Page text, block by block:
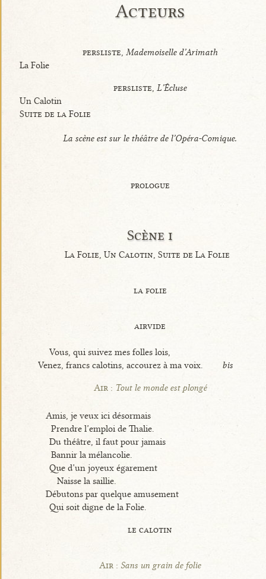
Acteurs
persliste,Mademoiselle d’Arimath
La Folie
persliste,L’Écluse
Un Calotin
Suite de la Folie
La scène est sur le théâtre de l’Opéra-Comique.
prologue
Scène i
La Folie, Un Calotin, Suite de La Folie
la folie
airvide
Vous, qui suivez mes folles lois,
Venez, francs calotins, accourez à ma voix.
bis
Air : Tout le monde est plongé
Amis, je veux ici désormais
Prendre l’emploi de Thalie.
Du théâtre, il faut pour jamais
Bannir la mélancolie.
Que d’un joyeux égarement
Naisse la saillie.
Débutons par quelque amusement
Qui soit digne de la Folie.
le calotin
Air : Sans un grain de folie